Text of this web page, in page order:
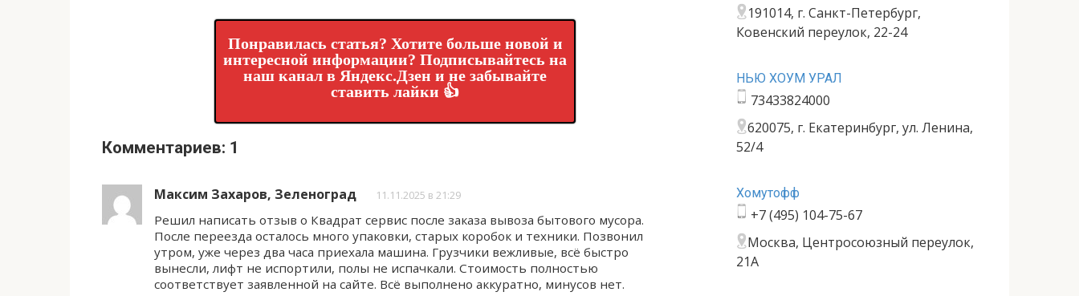
Понравилась статья? Хотите больше новой и
интересной информации? Подписывайтесь на
наш канал в Яндекс.Дзен и не забывайте
ставить лайки 👍
Комментариев: 1
Максим Захаров, Зеленоград 11.11.2025 в 21:29
Решил написать отзыв о Квадрат сервис после заказа вывоза бытового мусора.
После переезда осталось много упаковки, старых коробок и техники. Позвонил
утром, уже через два часа приехала машина. Грузчики вежливые, всё быстро
вынесли, лифт не испортили, полы не испачкали. Стоимость полностью
соответствует заявленной на сайте. Всё выполнено аккуратно, минусов нет.
191014, г. Санкт-Петербург,
Ковенский переулок, 22-24
НЬЮ ХОУМ УРАЛ
73433824000
620075, г. Екатеринбург, ул. Ленина,
52/4
Хомутофф
+7 (495) 104-75-67
Москва, Центросоюзный переулок,
21А